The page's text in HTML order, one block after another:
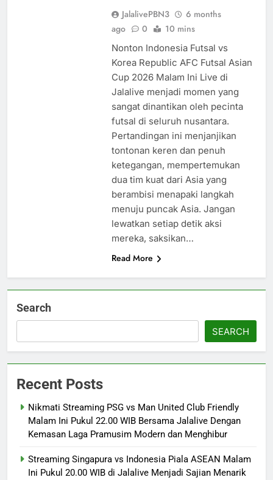
JalalivePBN3
6 months
ago
0 10 mins
Nonton Indonesia Futsal vs
Korea Republic AFC Futsal Asian
Cup 2026 Malam Ini Live di
Jalalive menjadi momen yang
sangat dinantikan oleh pecinta
futsal di seluruh nusantara.
Pertandingan ini menjanjikan
tontonan keren dan penuh
ketegangan, mempertemukan
dua tim kuat dari Asia yang
berambisi menapaki langkah
menuju puncak Asia. Jangan
lewatkan setiap detik aksi
mereka, saksikan…
Read More
Search
SEARCH
Recent Posts
Nikmati Streaming PSG vs Man United Club Friendly
Malam Ini Pukul 22.00 WIB Bersama Jalalive Dengan
Kemasan Laga Pramusim Modern dan Menghibur
Streaming Singapura vs Indonesia Piala ASEAN Malam
Ini Pukul 20.00 WIB di Jalalive Menjadi Sajian Menarik